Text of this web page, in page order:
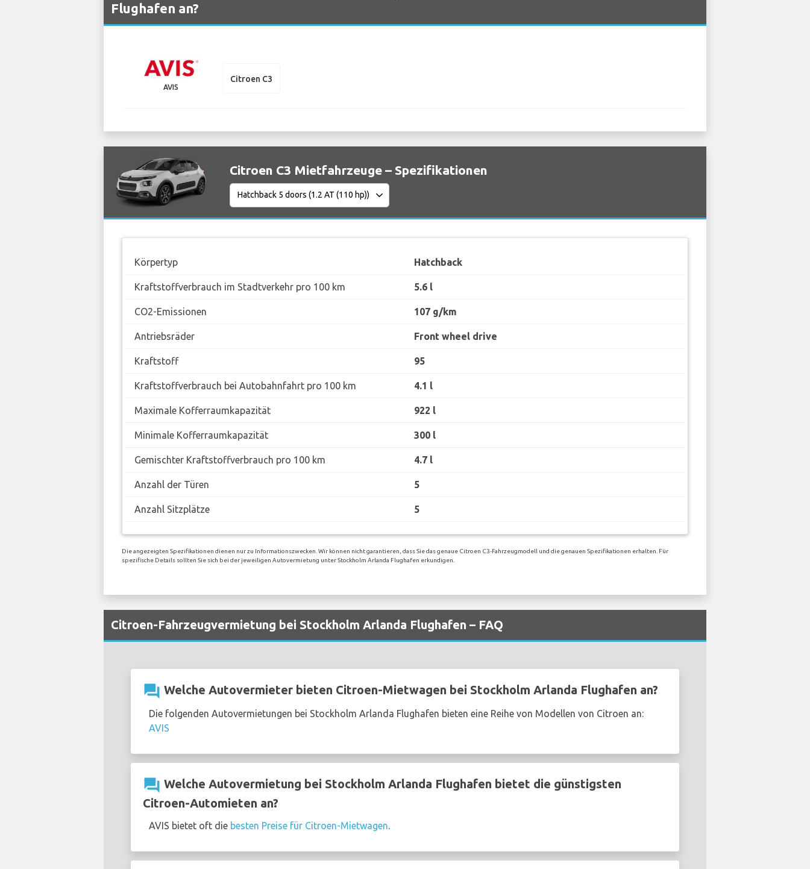
Flughafen an?
AVIS
Citroen C3
Citroen C3 Mietfahrzeuge – Spezifikationen
Körpertyp Hatchback
Kraftstoffverbrauch im Stadtverkehr pro 100 km 5.6 l
CO2-Emissionen 107 g/km
Antriebsräder Front wheel drive
Kraftstoff 95
Kraftstoffverbrauch bei Autobahnfahrt pro 100 km 4.1 l
Maximale Kofferraumkapazität 922 l
Minimale Kofferraumkapazität 300 l
Gemischter Kraftstoffverbrauch pro 100 km 4.7 l
Anzahl der Türen 5
Anzahl Sitzplätze 5
Die angezeigten Spezifikationen dienen nur zu Informationszwecken. Wir können nicht garantieren, dass Sie das genaue Citroen C3-Fahrzeugmodell und die genauen Spezifikationen erhalten. Für
spezifische Details sollten Sie sich bei der jeweiligen Autovermietung unter Stockholm Arlanda Flughafen erkundigen.
Citroen-Fahrzeugvermietung bei Stockholm Arlanda Flughafen – FAQ
question_answer Welche Autovermieter bieten Citroen-Mietwagen bei Stockholm Arlanda Flughafen an?
Die folgenden Autovermietungen bei Stockholm Arlanda Flughafen bieten eine Reihe von Modellen von Citroen an:
AVIS
question_answer Welche Autovermietung bei Stockholm Arlanda Flughafen bietet die günstigsten
Citroen-Automieten an?
AVIS bietet oft die besten Preise für Citroen-Mietwagen